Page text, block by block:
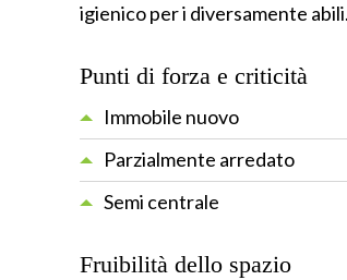
igienico per i diversamente
Punti di forza e criticità
Immobile nuovo
Parzialmente arredato
Semi centrale
Fruibilità dello spazio